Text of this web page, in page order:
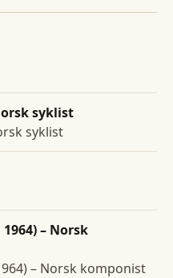
syklist
syklist
– Norsk
– Norsk komponist